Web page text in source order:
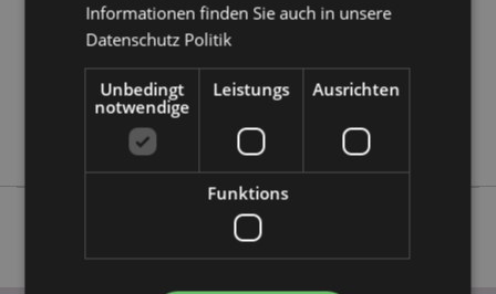
0.336000
Keine
Keine
Keine
Capybara
Informationen finden Sie auch in unsere
Datenschutz Politik
Unbedingt
notwendige
Leistungs Ausrichten
Funktions